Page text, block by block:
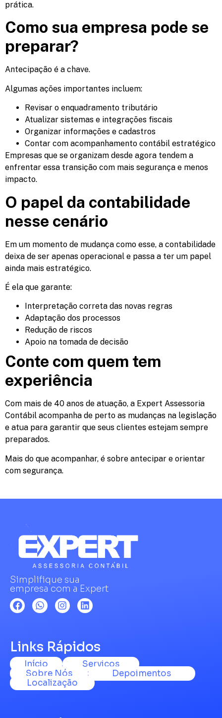
prática.
Como sua empresa pode se
preparar?
Antecipação é a chave.
Algumas ações importantes incluem:
Revisar o enquadramento tributário
Atualizar sistemas e integrações fiscais
Organizar informações e cadastros
Contar com acompanhamento contábil estratégico
Empresas que se organizam desde agora tendem a
enfrentar essa transição com mais segurança e menos
impacto.
O papel da contabilidade
nesse cenário
Em um momento de mudança como esse, a contabilidade
deixa de ser apenas operacional e passa a ter um papel
ainda mais estratégico.
É ela que garante:
Interpretação correta das novas regras
Adaptação dos processos
Redução de riscos
Apoio na tomada de decisão
Conte com quem tem
experiência
Com mais de 40 anos de atuação, a Expert Assessoria
Contábil acompanha de perto as mudanças na legislação
e atua para garantir que seus clientes estejam sempre
preparados.
Mais do que acompanhar, é sobre antecipar e orientar
com segurança.
Simplifique sua
empresa com a Expert
Links Rápidos
Início
Serviços
Sobre Nós
Depoimentos
Localização